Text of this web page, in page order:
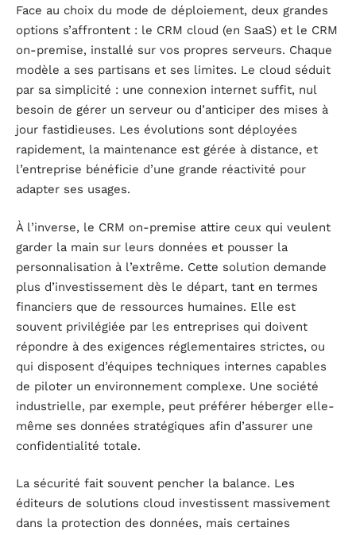
Face au choix du mode de déploiement, deux grandes
options s’affrontent : le CRM cloud (en SaaS) et le CRM
on-premise, installé sur vos propres serveurs. Chaque
modèle a ses partisans et ses limites. Le cloud séduit
par sa simplicité : une connexion internet suffit, nul
besoin de gérer un serveur ou d’anticiper des mises à
jour fastidieuses. Les évolutions sont déployées
rapidement, la maintenance est gérée à distance, et
l’entreprise bénéficie d’une grande réactivité pour
adapter ses usages.
À l’inverse, le CRM on-premise attire ceux qui veulent
garder la main sur leurs données et pousser la
personnalisation à l’extrême. Cette solution demande
plus d’investissement dès le départ, tant en termes
financiers que de ressources humaines. Elle est
souvent privilégiée par les entreprises qui doivent
répondre à des exigences réglementaires strictes, ou
qui disposent d’équipes techniques internes capables
de piloter un environnement complexe. Une société
industrielle, par exemple, peut préférer héberger elle-
même ses données stratégiques afin d’assurer une
confidentialité totale.
La sécurité fait souvent pencher la balance. Les
éditeurs de solutions cloud investissent massivement
dans la protection des données, mais certaines